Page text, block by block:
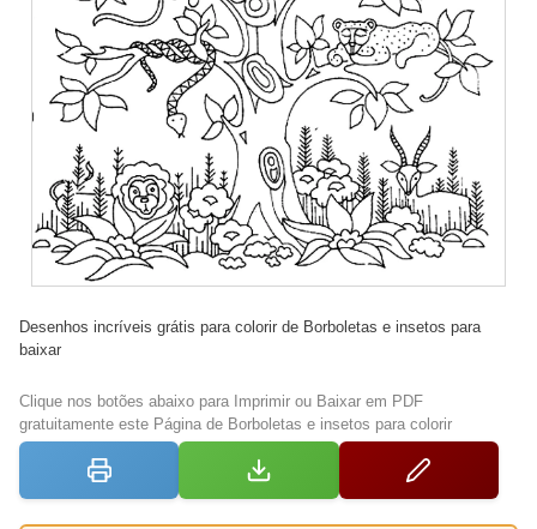
Desenhos incríveis grátis para colorir de Borboletas e insetos para
baixar
Clique nos botões abaixo para Imprimir ou Baixar em PDF
gratuitamente este Página de Borboletas e insetos para colorir